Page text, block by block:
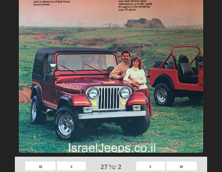
«
‹
2של27
›
»